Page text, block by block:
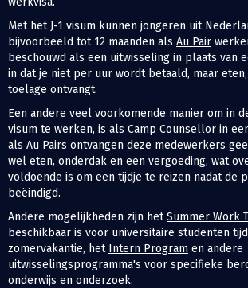
Met het J-1 visum kunnen jongeren uit
bijvoorbeeld tot 12 maanden als Au Pair
beschouwd als een uitwisseling in plaats van
in dat je niet per uur wordt betaald, maar
toelage ontvangt.
Een andere veel voorkomende manier om in
visum te werken, is als Camp Counsellor in
als Au Pairs ontvangen deze medewerkers
wel eten, onderdak en een vergoeding, wat
voldoende is om een tijdje te reizen nadat de
beëindigd.
Andere mogelijkheden zijn hetSummer Work
beschikbaar is voor universitaire studenten
zomervakantie, het Intern Program en andere
uitwisselingsprogramma's voor specifieke
onderwijs en onderzoek.